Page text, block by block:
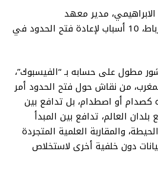
مدير معهد
البيوتكنولوجيا الطبية بالرباط، 10 أسباب لإعادة فتح الحدود في
مطول على حسابه بـ “الفيسبوك”،
من نقاش حول فتح الحدود أمر
أو اصطدام، بل تدافع بين
العالم، تدافع بين المبدأ
والمقاربة العلمية المتجردة
دون خلفية أخرى لاستخلاص